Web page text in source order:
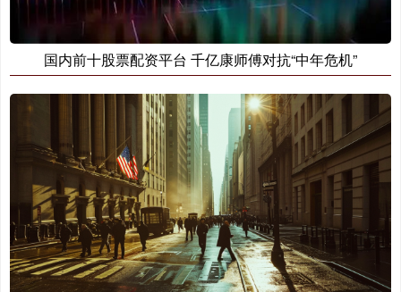
国内前十股票配资平台 千亿康师傅对抗“中年危机”